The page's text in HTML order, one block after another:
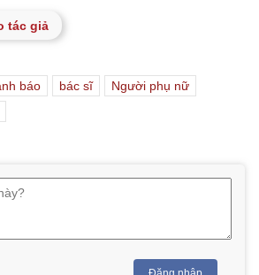
tác giả
báo bác sĩ
Người phụ nữ